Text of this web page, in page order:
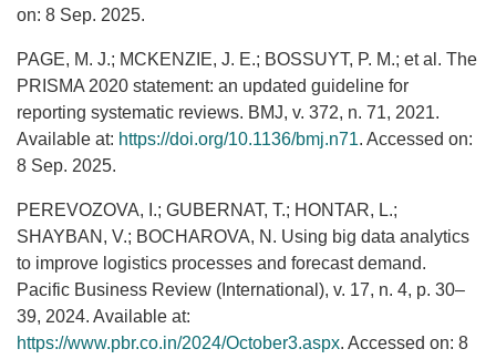
on: 8 Sep. 2025.
PAGE, M. J.; MCKENZIE, J. E.; BOSSUYT, P. M.; et al. The
PRISMA 2020 statement: an updated guideline for
reporting systematic reviews. BMJ, v. 372, n. 71, 2021.
Available at: https://doi.org/10.1136/bmj.n71. Accessed on:
8 Sep. 2025.
PEREVOZOVA, I.; GUBERNAT, T.; HONTAR, L.;
SHAYBAN, V.; BOCHAROVA, N. Using big data analytics
to improve logistics processes and forecast demand.
Pacific Business Review (International), v. 17, n. 4, p. 30–
39, 2024. Available at:
https://www.pbr.co.in/2024/October3.aspx. Accessed on: 8